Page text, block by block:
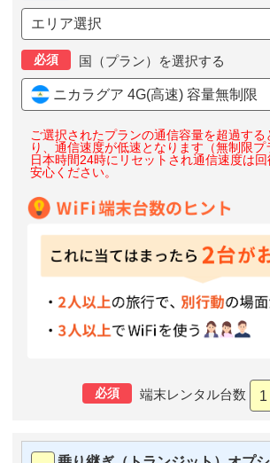
エリア選択
必須 国（プラン）を選択する
ニカラグア 4G(高速) 容量無制限
ご選択されたプランの通信容量を超過す
り、通信速度が低速となります（無制限プ
日本時間24時にリセットされ通信速度は
安心ください。
必須 端末レンタル台数 1